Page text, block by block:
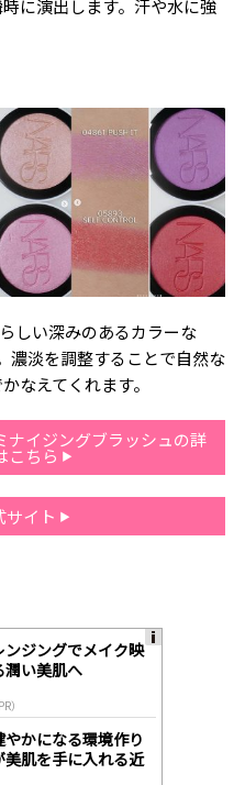
に演出します。汗や水に強
しい深みのあるカラーな
濃淡を調整することで自然な
なえてくれます。
ナイジングブラッシュの詳
こちら
サイト
ンジングでメイク映
潤い美肌へ
）
やかになる環境作り
美肌を手に入れる近